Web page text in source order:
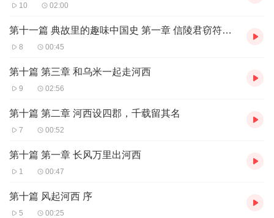
10 02:00
第十一篇 典故里的趣味中国史 第一章 信陵君窃符救赵 小词典
8 00:45
第十篇 第三章 和乌米一起走河西
9 02:56
第十篇 第二章 河西设四郡，千载留其名
7 00:52
第十篇 第一章 长风万里出河西
1 00:47
第十篇 风起河西 序
5 00:25